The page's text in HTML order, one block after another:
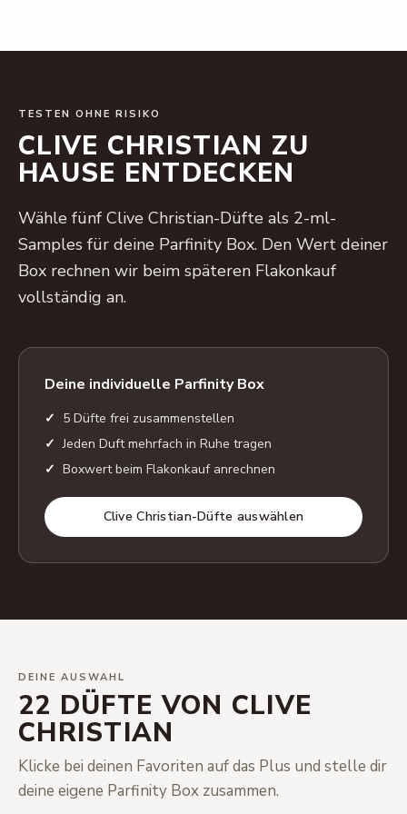
TESTEN OHNE RISIKO
CLIVE CHRISTIAN ZU
HAUSE ENTDECKEN
Wähle fünf Clive Christian-Düfte als 2-ml-
Samples für deine Parfinity Box. Den Wert deiner
Box rechnen wir beim späteren Flakonkauf
vollständig an.
Deine individuelle Parfinity Box
5 Düfte frei zusammenstellen
Jeden Duft mehrfach in Ruhe tragen
Boxwert beim Flakonkauf anrechnen
Clive Christian-Düfte auswählen
DEINE AUSWAHL
22 DÜFTE VON CLIVE
CHRISTIAN
Klicke bei deinen Favoriten auf das Plus und stelle dir
deine eigene Parfinity Box zusammen.